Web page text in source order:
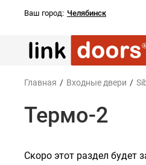
Ваш город: Челябинск
Главная / Входные двери /
Термо-2
Скоро этот раздел будет